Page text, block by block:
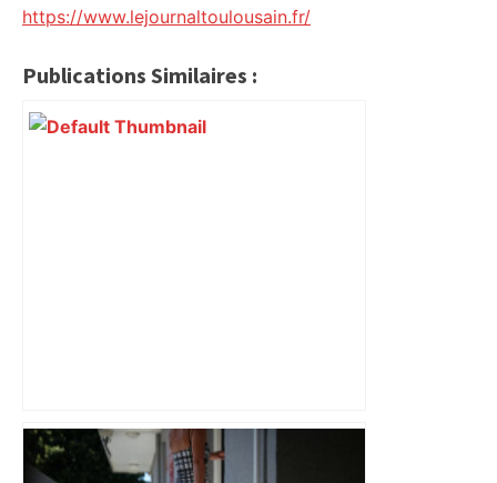
https://www.lejournaltoulousain.fr/
Publications Similaires :
« Rien d'inquiétant » pour Guillaume